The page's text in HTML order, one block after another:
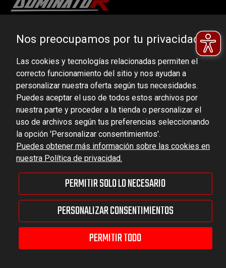
DOMINATOR GROUP Sp. z o.o.
VAT ID No.: 6521751083
dominator@dominator.pl
© Copyright 2022 | Dominator Group Sp. z o. o.
MOSTRAR LA VERSIÓN COMPLETA DEL SITIO
Nos preocupamos por tu privacidad.
Las cookies y tecnologías relacionadas permiten el
correcto funcionamiento del sitio y nos ayudan a
personalizar nuestra oferta según tus necesidades.
Puedes aceptar el uso de todos estos archivos por
nuestra parte y proceder a la tienda o personalizar el
uso de archivos según tus preferencias seleccionando
la opción 'Personalizar consentimientos'.
Puedes obtener más información sobre las cookies en
nuestra Política de privacidad.
PERMITIR SOLO LO NECESARIO
PERSONALIZAR CONSENTIMIENTOS
PERMITIR TODO